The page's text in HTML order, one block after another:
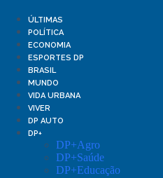
para
conteúdo
ÚLTIMAS
POLÍTICA
ECONOMIA
ESPORTES DP
BRASIL
MUNDO
VIDA URBANA
VIVER
DP AUTO
DP+
DP+Agro
DP+Saúde
DP+Educação